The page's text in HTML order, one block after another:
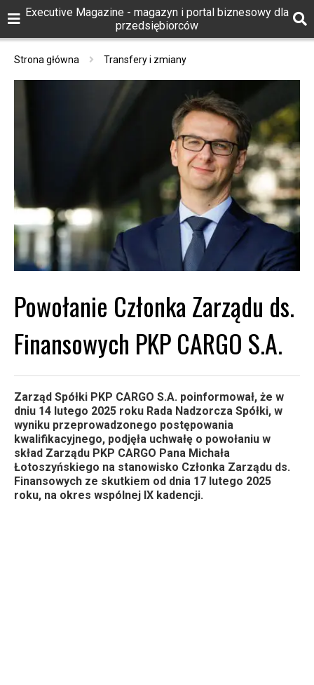
Executive Magazine - magazyn i portal biznesowy dla
przedsiębiorców
Strona główna Transfery i zmiany
Powołanie Członka Zarządu ds.
Finansowych PKP CARGO S.A.
Zarząd Spółki PKP CARGO S.A. poinformował, że w
dniu 14 lutego 2025 roku Rada Nadzorcza Spółki, w
wyniku przeprowadzonego postępowania
kwalifikacyjnego, podjęła uchwałę o powołaniu w
skład Zarządu PKP CARGO Pana Michała
Łotoszyńskiego na stanowisko Członka Zarządu ds.
Finansowych ze skutkiem od dnia 17 lutego 2025
roku, na okres wspólnej IX kadencji.